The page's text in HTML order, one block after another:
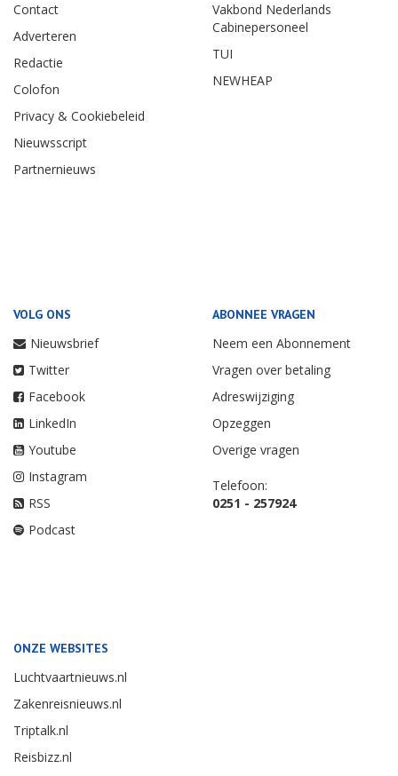
Contact
Adverteren
Redactie
Colofon
Privacy & Cookiebeleid
Nieuwsscript
Partnernieuws
Vakbond Nederlands
Cabinepersoneel
TUI
NEWHEAP
VOLG ONS
Nieuwsbrief
Twitter
Facebook
LinkedIn
Youtube
Instagram
RSS
Podcast
ABONNEE VRAGEN
Neem een Abonnement
Vragen over betaling
Adreswijziging
Opzeggen
Overige vragen
Telefoon:
0251 - 257924
ONZE WEBSITES
Luchtvaartnieuws.nl
Zakenreisnieuws.nl
Triptalk.nl
Reisbizz.nl